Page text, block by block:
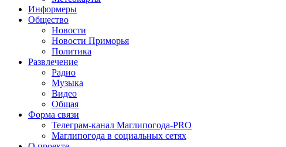
Информеры
Общество
Новости
Новости Приморья
Политика
Развлечение
Радио
Музыка
Видео
Общая
Форма связи
Телеграм-канал Маглипогода-PRO
Маглипогода в социальных сетях